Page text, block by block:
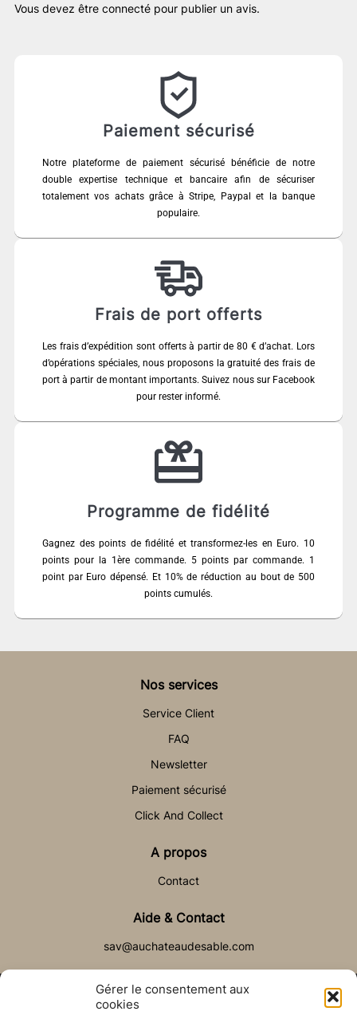
Gérer le consentement aux
cookies
Vous devez être connecté pour publier un avis.
Paiement sécurisé
Notre plateforme de paiement sécurisé bénéficie de notre
double expertise technique et bancaire afin de sécuriser
totalement vos achats grâce à Stripe, Paypal et la banque
populaire.
Frais de port offerts
Les frais d’expédition sont offerts à partir de 80 € d’achat. Lors
d’opérations spéciales, nous proposons la gratuité des frais de
port à partir de montant importants. Suivez nous sur Facebook
pour rester informé.
Programme de fidélité
Gagnez des points de fidélité et transformez-les en Euro. 10
points pour la 1ère commande. 5 points par commande. 1
point par Euro dépensé. Et 10% de réduction au bout de 500
points cumulés.
Nos services
Service Client
FAQ
Newsletter
Paiement sécurisé
Click And Collect
A propos
Contact
Aide & Contact
sav@auchateaudesable.com